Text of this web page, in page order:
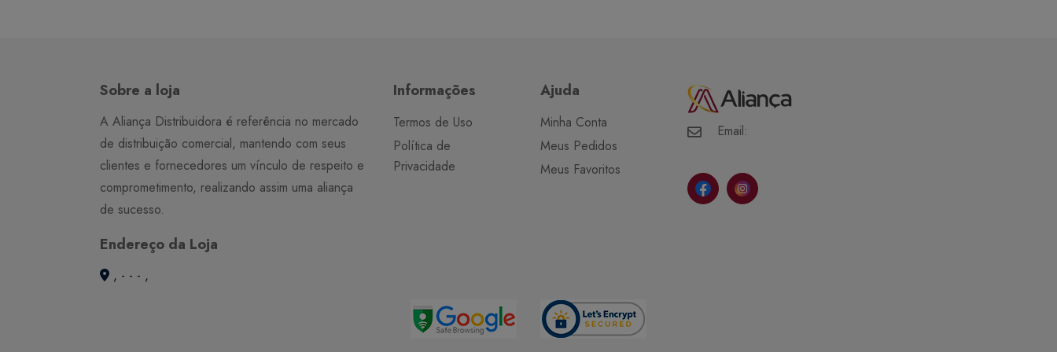
Sobre a loja
A Aliança Distribuidora é referência no mercado
de distribuição comercial, mantendo com seus
clientes e fornecedores um vínculo de respeito e
comprometimento, realizando assim uma aliança
de sucesso.
Endereço da Loja
, - - - ,
Informações
Termos de Uso
Política de
Privacidade
Ajuda
Minha Conta
Meus Pedidos
Meus Favoritos
Email: